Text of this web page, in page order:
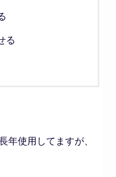
る
年使用してますが、